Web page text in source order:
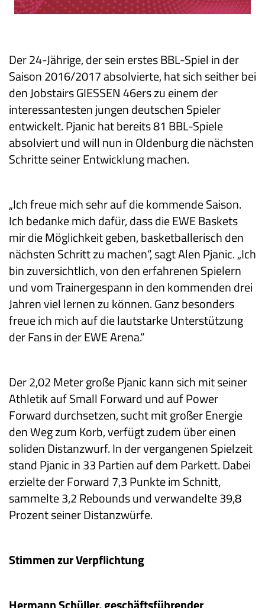
Der 24-Jährige, der sein erstes BBL-Spiel in der
Saison 2016/2017 absolvierte, hat sich seither bei
den Jobstairs GIESSEN 46ers zu einem der
interessantesten jungen deutschen Spieler
entwickelt. Pjanic hat bereits 81 BBL-Spiele
absolviert und will nun in Oldenburg die nächsten
Schritte seiner Entwicklung machen.
„Ich freue mich sehr auf die kommende Saison.
Ich bedanke mich dafür, dass die EWE Baskets
mir die Möglichkeit geben, basketballerisch den
nächsten Schritt zu machen“, sagt Alen Pjanic. „Ich
bin zuversichtlich, von den erfahrenen Spielern
und vom Trainergespann in den kommenden drei
Jahren viel lernen zu können. Ganz besonders
freue ich mich auf die lautstarke Unterstützung
der Fans in der EWE Arena.“
Der 2,02 Meter große Pjanic kann sich mit seiner
Athletik auf Small Forward und auf Power
Forward durchsetzen, sucht mit großer Energie
den Weg zum Korb, verfügt zudem über einen
soliden Distanzwurf. In der vergangenen Spielzeit
stand Pjanic in 33 Partien auf dem Parkett. Dabei
erzielte der Forward 7,3 Punkte im Schnitt,
sammelte 3,2 Rebounds und verwandelte 39,8
Prozent seiner Distanzwürfe.
Stimmen zur Verpflichtung